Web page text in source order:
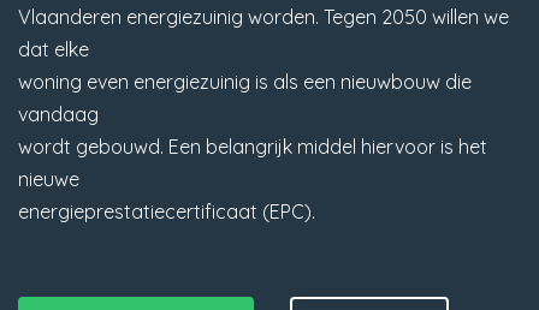
Vlaanderen energiezuinig worden. Tegen 2050 willen we
dat elke
woning even energiezuinig is als een nieuwbouw die
vandaag
wordt gebouwd. Een belangrijk middel hiervoor is het
nieuwe
energieprestatiecertificaat (EPC).